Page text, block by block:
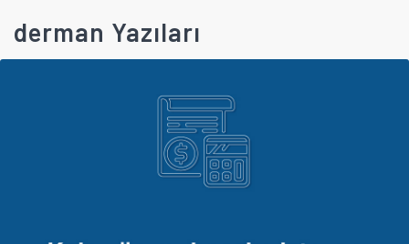
derman Yazıları